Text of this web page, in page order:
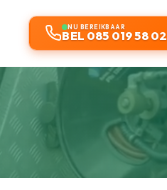
NU BEREIKBAAR
BEL 085 019 58 02